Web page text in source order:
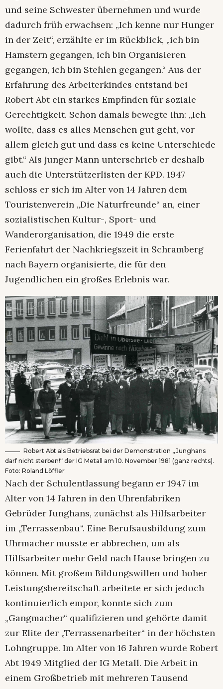
und seine Schwester übernehmen und wurde
dadurch früh erwachsen: „Ich kenne nur Hunger
in der Zeit“, erzählte er im Rückblick, „ich bin
Hamstern gegangen, ich bin Organisieren
gegangen, ich bin Stehlen gegangen.“ Aus der
Erfahrung des Arbeiterkindes entstand bei
Robert Abt ein starkes Empfinden für soziale
Gerechtigkeit. Schon damals bewegte ihn: „Ich
wollte, dass es alles Menschen gut geht, vor
allem gleich gut und dass es keine Unterschiede
gibt.“ Als junger Mann unterschrieb er deshalb
auch die Unterstützerlisten der KPD. 1947
schloss er sich im Alter von 14 Jahren dem
Touristenverein „Die Naturfreunde“ an, einer
sozialistischen Kultur-, Sport- und
Wanderorganisation, die 1949 die erste
Ferienfahrt der Nachkriegszeit in Schramberg
nach Bayern organisierte, die für den
Jugendlichen ein großes Erlebnis war.
Robert Abt als Betriebsrat bei der Demonstration „Junghans
darf nicht sterben!“ der IG Metall am 10. November 1981 (ganz rechts).
Foto: Roland Löffler
Nach der Schulentlassung begann er 1947 im
Alter von 14 Jahren in den Uhrenfabriken
Gebrüder Junghans, zunächst als Hilfsarbeiter
im „Terrassenbau“. Eine Berufsausbildung zum
Uhrmacher musste er abbrechen, um als
Hilfsarbeiter mehr Geld nach Hause bringen zu
können. Mit großem Bildungswillen und hoher
Leistungsbereitschaft arbeitete er sich jedoch
kontinuierlich empor, konnte sich zum
„Gangmacher“ qualifizieren und gehörte damit
zur Elite der „Terrassenarbeiter“ in der höchsten
Lohngruppe. Im Alter von 16 Jahren wurde Robert
Abt 1949 Mitglied der IG Metall. Die Arbeit in
einem Großbetrieb mit mehreren Tausend